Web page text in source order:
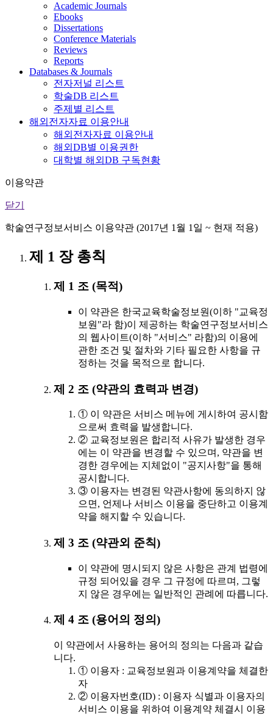
Academic Journals
Ebooks
Dissertations
Conference Materials
Reviews
Reports
Databases & Journals
전자저널 리스트
학술DB 리스트
주제별 리스트
해외전자자료 이용안내
해외전자자료 이용안내
해외DB별 이용권한
대학별 해외DB 구독현황
이용약관
닫기
학술연구정보서비스 이용약관 (2017년 1월 1일 ~ 현재 적용)
제 1 장 총칙
제 1 조 (목적)
이 약관은 한국교육학술정보원(이하 "교육정
보원"라 함)이 제공하는 학술연구정보서비스
의 웹사이트(이하 "서비스" 라함)의 이용에
관한 조건 및 절차와 기타 필요한 사항을 규
정하는 것을 목적으로 합니다.
제 2 조 (약관의 효력과 변경)
① 이 약관은 서비스 메뉴에 게시하여 공시함
으로써 효력을 발생합니다.
② 교육정보원은 합리적 사유가 발생한 경우
에는 이 약관을 변경할 수 있으며, 약관을 변
경한 경우에는 지체없이 "공지사항"을 통해
공시합니다.
③ 이용자는 변경된 약관사항에 동의하지 않
으면, 언제나 서비스 이용을 중단하고 이용계
약을 해지할 수 있습니다.
제 3 조 (약관외 준칙)
이 약관에 명시되지 않은 사항은 관계 법령에
규정 되어있을 경우 그 규정에 따르며, 그렇
지 않은 경우에는 일반적인 관례에 따릅니다.
제 4 조 (용어의 정의)
이 약관에서 사용하는 용어의 정의는 다음과 같습
니다.
① 이용자 : 교육정보원과 이용계약을 체결한
자
② 이용자번호(ID) : 이용자 식별과 이용자의
서비스 이용을 위하여 이용계약 체결시 이용